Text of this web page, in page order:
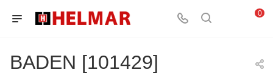
0
BADEN [101429]